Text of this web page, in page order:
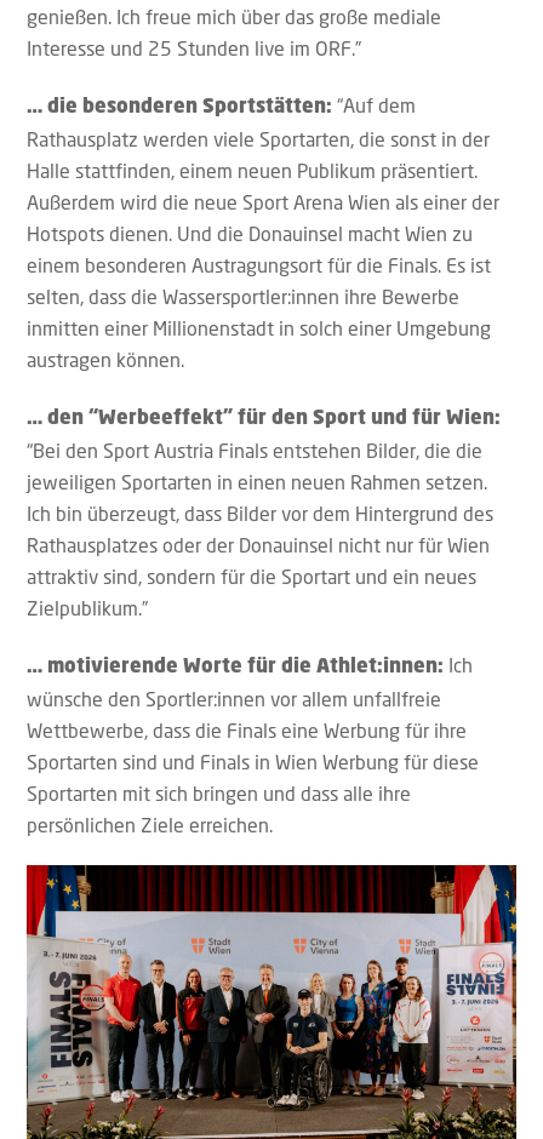
genießen. Ich freue mich über das große mediale
Interesse und 25 Stunden live im ORF.”
… die besonderen Sportstätten: “Auf dem
Rathausplatz werden viele Sportarten, die sonst in der
Halle stattfinden, einem neuen Publikum präsentiert.
Außerdem wird die neue Sport Arena Wien als einer der
Hotspots dienen. Und die Donauinsel macht Wien zu
einem besonderen Austragungsort für die Finals. Es ist
selten, dass die Wassersportler:innen ihre Bewerbe
inmitten einer Millionenstadt in solch einer Umgebung
austragen können.
… den “Werbeeffekt” für den Sport und für Wien:
“Bei den Sport Austria Finals entstehen Bilder, die die
jeweiligen Sportarten in einen neuen Rahmen setzen.
Ich bin überzeugt, dass Bilder vor dem Hintergrund des
Rathausplatzes oder der Donauinsel nicht nur für Wien
attraktiv sind, sondern für die Sportart und ein neues
Zielpublikum.”
… motivierende Worte für die Athlet:innen: Ich
wünsche den Sportler:innen vor allem unfallfreie
Wettbewerbe, dass die Finals eine Werbung für ihre
Sportarten sind und Finals in Wien Werbung für diese
Sportarten mit sich bringen und dass alle ihre
persönlichen Ziele erreichen.